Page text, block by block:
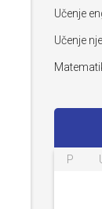
Učenje
Učenje
P